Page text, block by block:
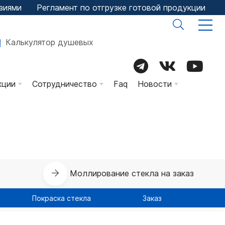
Регламент по отгрузке готовой продукции
Калькулятор душевых
Сотрудничество
ТУ на продукцию
ТУ на пожаростойкое
стекло
Faq Новости
Моллирование стекла на заказ
Покраска стекла Заказ